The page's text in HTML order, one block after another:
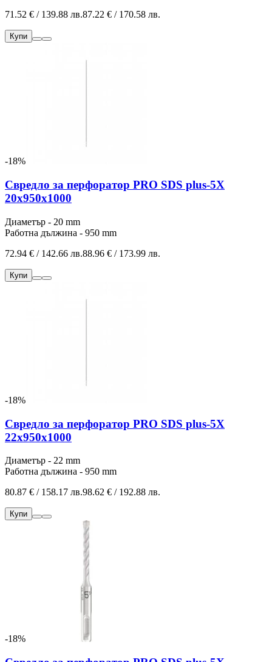
71.52 € / 139.88 лв.87.22 € / 170.58 лв.
Купи
-18%
Свредло за перфоратор PRO SDS plus-5X
20x950x1000
Диаметър - 20 mm
Работна дължина - 950 mm
72.94 € / 142.66 лв.88.96 € / 173.99 лв.
Купи
-18%
Свредло за перфоратор PRO SDS plus-5X
22x950x1000
Диаметър - 22 mm
Работна дължина - 950 mm
80.87 € / 158.17 лв.98.62 € / 192.88 лв.
Купи
-18%